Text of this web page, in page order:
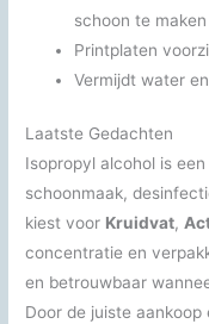
schoon te maken
Printplaten
Vermijdt water
Laatste Gedachten
Isopropyl alcohol is
schoonmaak,
kiest voor Kruidvat,
concentratie en
en betrouwbaar
Door de juiste